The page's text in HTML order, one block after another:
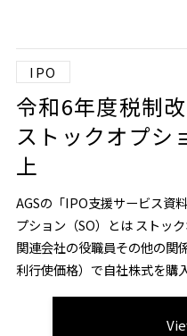
IPO
令和6年度税制
ストックオプシ
上
AGSの「IPO支援サービス資
プション（SO）とは ストッ
関連会社の役職員その他の関
利行使価格）で自社株式を購